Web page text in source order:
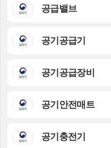
공급밸브
공기공급기
공기공급장비
공기안전매트
공기충전기